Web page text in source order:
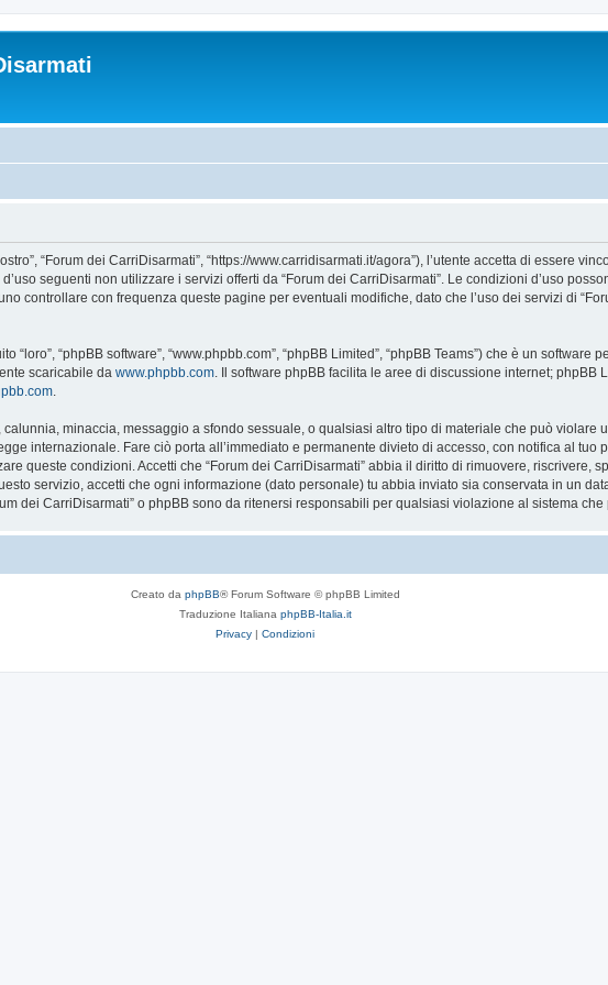
“Forum dei CarriDisarmati”, “https://www.carridisarmati.it/agora”), l’utente accetta di essere
seguenti non utilizzare i servizi offerti da “Forum dei CarriDisarmati”. Le condizioni d’uso
controllare con frequenza queste pagine per eventuali modifiche, dato che l’uso dei servizi di
“loro”, “phpBB software”, “www.phpbb.com”, “phpBB Limited”, “phpBB Teams”) che è un
scaricabile da www.phpbb.com. Il software phpBB facilita le aree di discussione internet;
.
minaccia, messaggio a sfondo sessuale, o qualsiasi altro tipo di materiale che può violare
internazionale. Fare ciò porta all’immediato e permanente divieto di accesso, con notifica al tuo
queste condizioni. Accetti che “Forum dei CarriDisarmati” abbia il diritto di rimuovere, riscrivere,
servizio, accetti che ogni informazione (dato personale) tu abbia inviato sia conservata in un
dei CarriDisarmati” o phpBB sono da ritenersi responsabili per qualsiasi violazione al sistema
Creato da phpBB® Forum Software © phpBB Limited
Traduzione Italiana phpBB-Italia.it
Privacy | Condizioni